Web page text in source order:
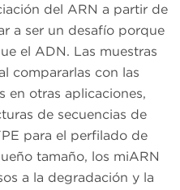
del ARN a partir de
a ser un desafío porque
el ADN. Las muestras
compararlas con las
en otras aplicaciones,
de secuencias de
para el perfilado de
tamaño, los miARN
a la degradación y la